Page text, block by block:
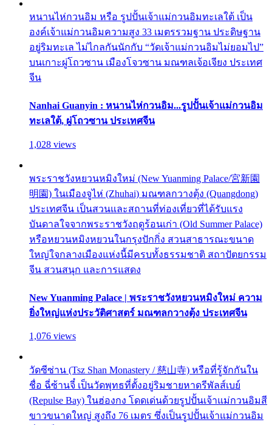
หนานไห่กวนอิม หรือ รูปปั้นเจ้าแม่กวนอิมทะเลใต้ เป็น
องค์เจ้าแม่กวนอิมความสูง 33 เมตรรวมฐาน ประดิษฐาน
อยู่ริมทะเล ไม่ไกลกันนักกับ “วัดเจ้าแม่กวนอิมไม่ยอมไป”
บนเกาะผู่โถวซาน เมืองโจวซาน มณฑลเจ้อเจียง ประเทศ
จีน
Nanhai Guanyin : หนานไห่กวนอิม...รูปปั้นเจ้าแม่กวนอิม
ทะเลใต้, ผู่โถวซาน ประเทศจีน
1,028 views
พระราชวังหยวนหมิงใหม่ (New Yuanming Palace/宮新園
明園) ในเมืองจูไห่ (Zhuhai) มณฑลกวางตุ้ง (Quangdong)
ประเทศจีน เป็นสวนและสถานที่ท่องเที่ยวที่ได้รับแรง
บันดาลใจจากพระราชวังฤดูร้อนเก่า (Old Summer Palace)
หรือหยวนหมิงหยวนในกรุงปักกิ่ง สวนสาธารณะขนาด
ใหญ่ใจกลางเมืองแห่งนี้มีครบทั้งธรรมชาติ สถาปัตยกรรม
จีน สวนสนุก และการแสดง
New Yuanming Palace | พระราชวังหยวนหมิงใหม่ ความ
ยิ่งใหญ่แห่งประวัติศาสตร์ มณฑลกวางตุ้ง ประเทศจีน
1,076 views
วัดซีซ่าน (Tsz Shan Monastery / 慈山寺) หรือที่รู้จักกันใน
ชื่อ ฉี่ซ้านจี๋ เป็นวัดพุทธที่ตั้งอยู่ริมชายหาดรีพัลส์เบย์
(Repulse Bay) ในฮ่องกง โดดเด่นด้วยรูปปั้นเจ้าแม่กวนอิมสี
ขาวขนาดใหญ่ สูงถึง 76 เมตร ซึ่งเป็นรูปปั้นเจ้าแม่กวนอิม